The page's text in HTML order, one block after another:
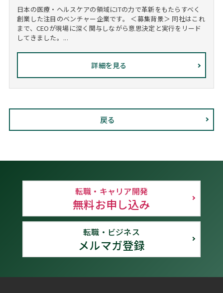
日本の医療・ヘルスケアの領域にITの力で革新をもたらすべく
創業した注目のベンチャー企業です。 ＜募集背景＞ 同社はこれ
まで、CEOが現場に深く関与しながら意思決定と実行をリード
してきました。...
詳細を見る
戻る
転職・キャリア開発
無料お申し込み
転職・ビジネス
メルマガ登録